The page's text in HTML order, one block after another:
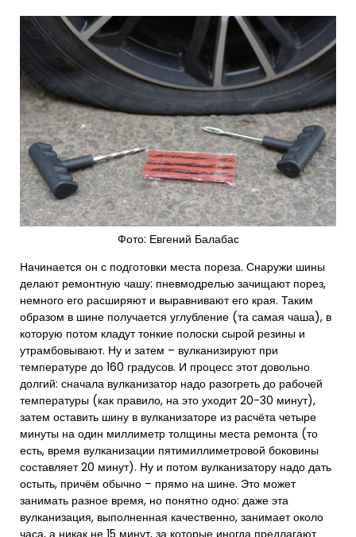
Фото: Евгений Балабас
Начинается он с подготовки места пореза. Снаружи шины
делают ремонтную чашу: пневмодрелью зачищают порез,
немного его расширяют и выравнивают его края. Таким
образом в шине получается углубление (та самая чаша), в
которую потом кладут тонкие полоски сырой резины и
утрамбовывают. Ну и затем – вулканизируют при
температуре до 160 градусов. И процесс этот довольно
долгий: сначала вулканизатор надо разогреть до рабочей
температуры (как правило, на это уходит 20-30 минут),
затем оставить шину в вулканизаторе из расчёта четыре
минуты на один миллиметр толщины места ремонта (то
есть, время вулканизации пятимиллиметровой боковины
составляет 20 минут). Ну и потом вулканизатору надо дать
остыть, причём обычно – прямо на шине. Это может
занимать разное время, но понятно одно: даже эта
вулканизация, выполненная качественно, занимает около
часа, а никак не 15 минут, за которые иногда предлагают